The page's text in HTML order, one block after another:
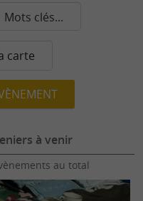
Mots clés...
carte
à venir
au total